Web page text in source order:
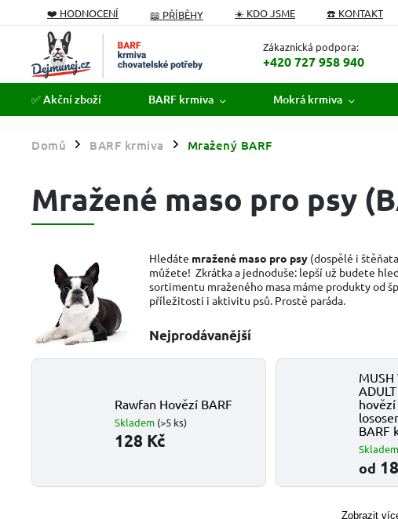
❤️ HODNOCENÍ 📖 PŘÍBĚHY ☀️ KDO JSME ☎️ KONTAKT
PODÁVÁME POMOCNOU TLAPKU
Zákaznická podpora:
+420 727 958 940
✅ Akční zboží BARF krmiva Mokrá krmiva
Domů / BARF krmiva / Mražený BARF
Mražené maso pro psy
Hledáte mražené maso pro psy (dospělé i
můžete! Zkrátka a jednoduše: lepší už budete
sortimentu mraženého masa máme produkty od
příležitosti i aktivitu psů. Prostě paráda.
Nejprodávanější
Rawfan Hovězí BARF
Skladem (>5 ks)
128 Kč
BARF
Skladem
od
Zobrazit